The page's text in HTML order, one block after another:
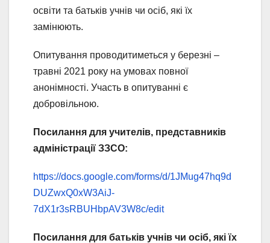
освіти та батьків учнів чи осіб, які їх
замінюють.
Опитування проводитиметься у березні –
травні 2021 року на умовах повної
анонімності. Участь в опитуванні є
добровільною.
Посилання для учителів, представників
адміністрації ЗЗСО:
https://docs.google.com/forms/d/1JMug47hq9d
DUZwxQ0xW3AiJ-
7dX1r3sRBUHbpAV3W8c/edit
Посилання для батьків учнів чи осіб, які їх